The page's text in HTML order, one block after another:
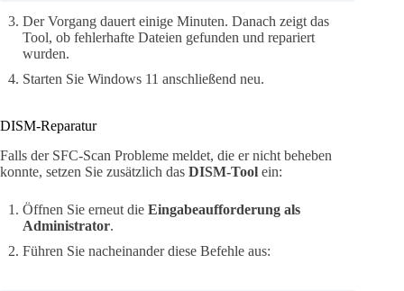
Der Vorgang dauert einige Minuten. Danach zeigt das
Tool, ob fehlerhafte Dateien gefunden und repariert
wurden.
Starten Sie Windows 11 anschließend neu.
DISM-Reparatur
Falls der SFC-Scan Probleme meldet, die er nicht beheben
konnte, setzen Sie zusätzlich das DISM-Tool ein:
Öffnen Sie erneut die Eingabeaufforderung als
Administrator.
Führen Sie nacheinander diese Befehle aus: